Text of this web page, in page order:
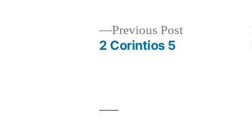
Previous PostPrevious
2 Corintios 5